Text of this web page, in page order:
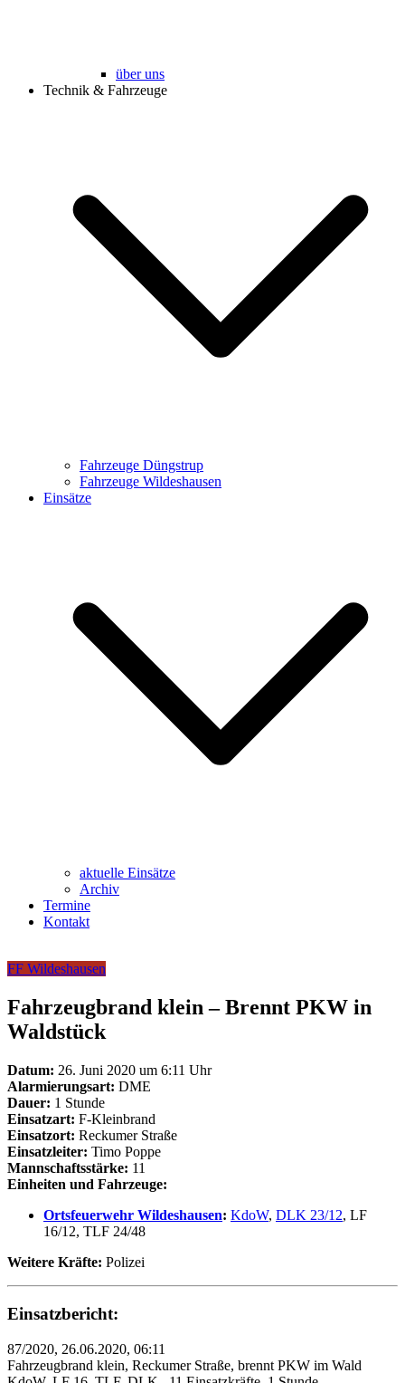
über uns
Technik & Fahrzeuge
Fahrzeuge Düngstrup
Fahrzeuge Wildeshausen
Einsätze
aktuelle Einsätze
Archiv
Termine
Kontakt
FF Wildeshausen
Fahrzeugbrand klein – Brennt PKW in
Waldstück
Datum: 26. Juni 2020 um 6:11 Uhr
Alarmierungsart: DME
Dauer: 1 Stunde
Einsatzart: F-Kleinbrand
Einsatzort: Reckumer Straße
Einsatzleiter: Timo Poppe
Mannschaftsstärke: 11
Einheiten und Fahrzeuge:
Ortsfeuerwehr Wildeshausen: KdoW, DLK 23/12, LF
16/12, TLF 24/48
Weitere Kräfte: Polizei
Einsatzbericht:
87/2020, 26.06.2020, 06:11
Fahrzeugbrand klein, Reckumer Straße, brennt PKW im Wald